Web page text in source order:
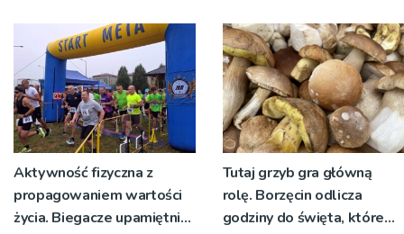
żywo [ZDJĘCIA]
Aktywność fizyczna z
propagowaniem wartości
życia. Biegacze upamiętnili
Tutaj grzyb gra główną
rolę. Borzęcin odlicza
godziny do święta, które